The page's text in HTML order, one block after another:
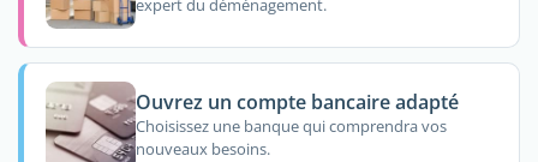
expert du déménagement.
Ouvrez un compte bancaire adapté
Choisissez une banque qui comprendra vos
nouveaux besoins.